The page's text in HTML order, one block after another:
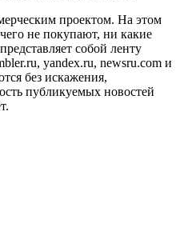
проектом. На этом
не покупают, ни какие
собой ленту
yandex.ru, newsru.com и
без искажения,
публикуемых новостей